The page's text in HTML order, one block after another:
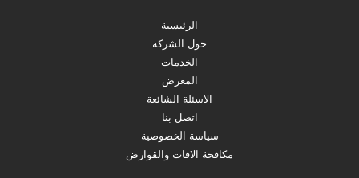
الرئيسية
حول الشركة
الخدمات
المعرض
الاسئلة الشائعة
اتصل بنا
سياسة الخصوصية
مكافحة الافات والقوارض